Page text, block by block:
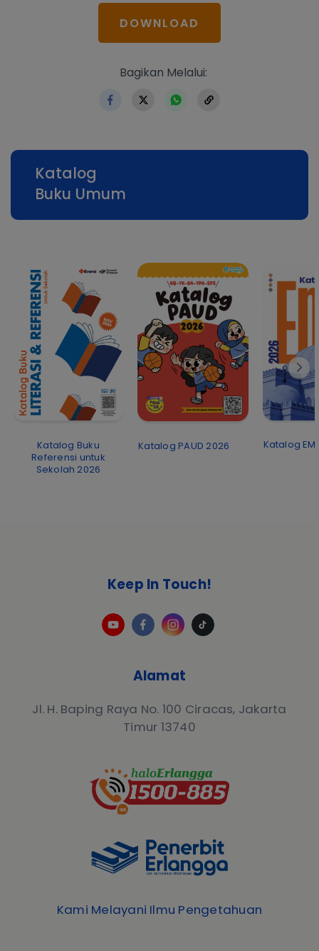
DOWNLOAD
https://
Bagikan Melalui:
Katalog
Buku Umum
Katalog Buku
Referensi untuk
Sekolah 2026
Katalog PAUD 2026 Katalog
Alamat
Jl. H. Baping Raya No. 100 Ciracas, Jakarta
Timur 13740
Keep In Touch!
Kami Melayani Ilmu Pengetahuan